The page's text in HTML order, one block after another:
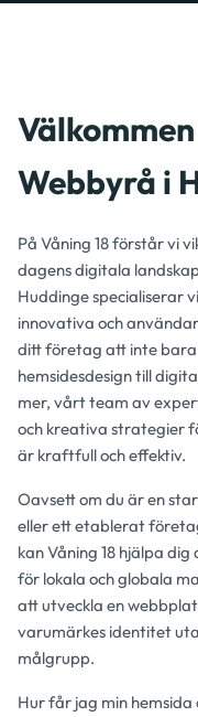
Webbyrå i
På Våning 18 förstår vi
dagens digitala
Huddinge specialiserar
innovativa och
ditt företag att inte bara
hemsidesdesign till
mer, vårt team av
och kreativa strategier
är kraftfull och effektiv.
Oavsett om du är en
eller ett etablerat
kan Våning 18 hjälpa
för lokala och globala
att utveckla en
varumärkes identitet
målgrupp.
Hur får jag min hemsida